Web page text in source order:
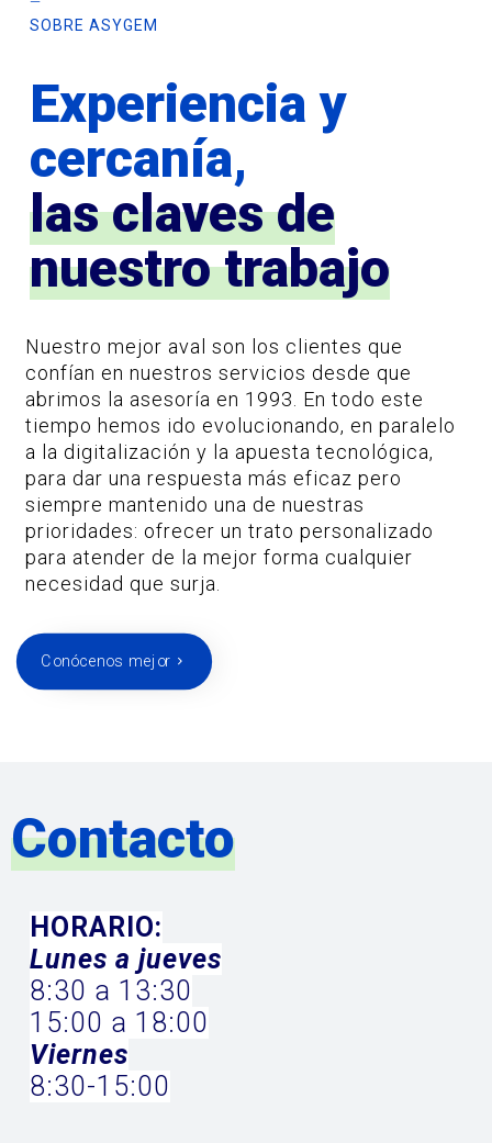
SOBRE ASYGEM
Experiencia y
cercanía,
las claves de
nuestro trabajo
Nuestro mejor aval son los clientes que
confían en nuestros servicios desde que
abrimos la asesoría en 1993. En todo este
tiempo hemos ido evolucionando, en paralelo
a la digitalización y la apuesta tecnológica,
para dar una respuesta más eficaz pero
siempre mantenido una de nuestras
prioridades: ofrecer un trato personalizado
para atender de la mejor forma cualquier
necesidad que surja.
Conócenos mejor
Contacto
HORARIO:
Lunes a jueves
8:30 a 13:30
15:00 a 18:00
Viernes
8:30-15:00